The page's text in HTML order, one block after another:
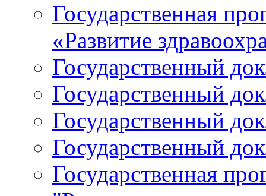
Государственная
«Развитие
Государственный
Государственный
Государственный
Государственный
Государственная